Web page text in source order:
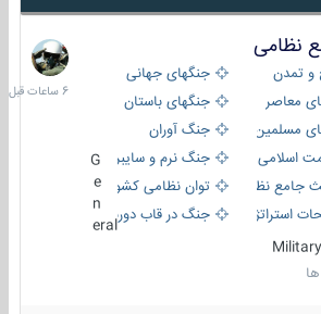
تمدن
جنگهای جهانی
معاصر
جنگهای باستان
مسلمین
جنگ آوران
اسلامی
جنگ نرم و سایبری
نظامی
توان نظامی کشورها
استراتژیک
جنگ در قاب دوربین
eral
6
ساعات
قبل